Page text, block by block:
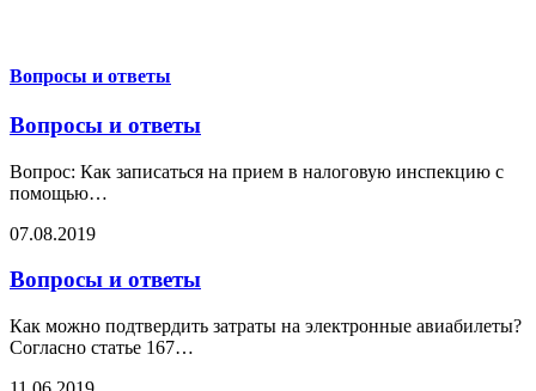
Вопросы и ответы
Вопросы и ответы
Вопрос: Как записаться на прием в налоговую инспекцию с
помощью…
07.08.2019
Вопросы и ответы
Как можно подтвердить затраты на электронные авиабилеты?
Согласно статье 167…